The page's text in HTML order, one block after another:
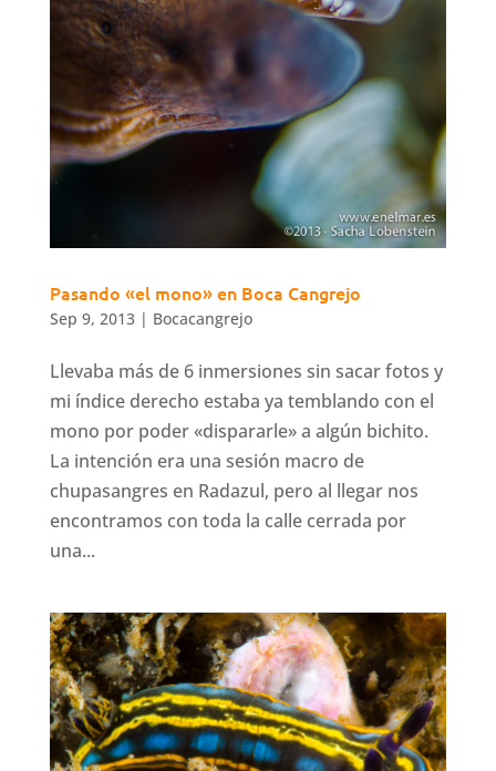
Pasando «el mono» en Boca Cangrejo
Sep 9, 2013| Bocacangrejo
Llevaba más de 6 inmersiones sin sacar fotos y
mi índice derecho estaba ya temblando con el
mono por poder «dispararle» a algún bichito.
La intención era una sesión macro de
chupasangres en Radazul, pero al llegar nos
encontramos con toda la calle cerrada por
una...